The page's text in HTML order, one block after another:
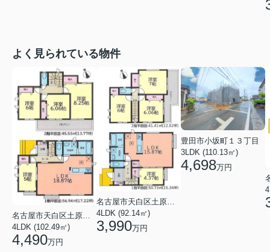
よく見られている物件
名古屋市天白区土原３丁目
4LDK (102.49㎡)
4,490万円
4LDK (92.14㎡)
3,990万円
豊田市小坂町１３丁目
3LDK (110.13㎡)
4,698万円